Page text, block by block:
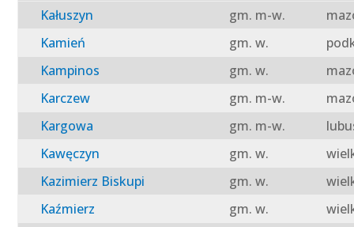
Kałuszyn
gm. m-w.
Kamień
gm. w.
Kampinos
gm. w.
Karczew
gm. m-w.
Kargowa
gm. m-w.
Kawęczyn
gm. w.
Kazimierz Biskupi
gm. w.
Kaźmierz
gm. w.